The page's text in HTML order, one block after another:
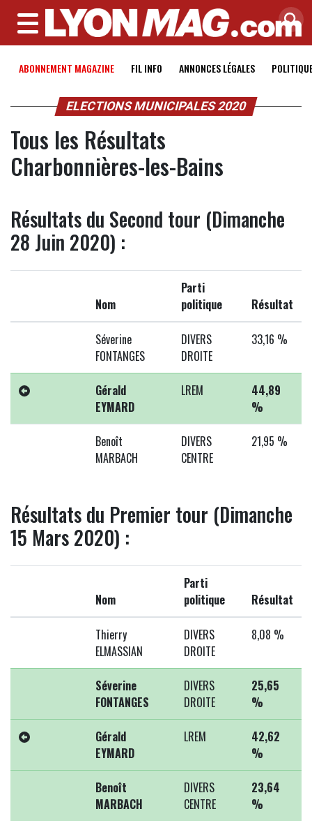
MENU
ABONNEMENT MAGAZINE FIL INFO ANNONCES LÉGALES
ELECTIONS MUNICIPALES 2020
Tous les Résultats
Charbonnières-les-Bains
Résultats du Second tour (Dimanche
28 Juin 2020) :
Nom
Parti
politique
Résultat
Séverine
FONTANGES
DIVERS
DROITE
33,16 %
Gérald
EYMARD
LREM
44,89
%
Benoît
MARBACH
DIVERS
CENTRE
21,95 %
Résultats du Premier tour (Dimanche
15 Mars 2020) :
Nom
Parti
politique
Résultat
Thierry
ELMASSIAN
DIVERS
DROITE
8,08 %
Séverine
FONTANGES
DIVERS
DROITE
25,65
%
Gérald
EYMARD
LREM
42,62
%
Benoît
MARBACH
DIVERS
CENTRE
23,64
%